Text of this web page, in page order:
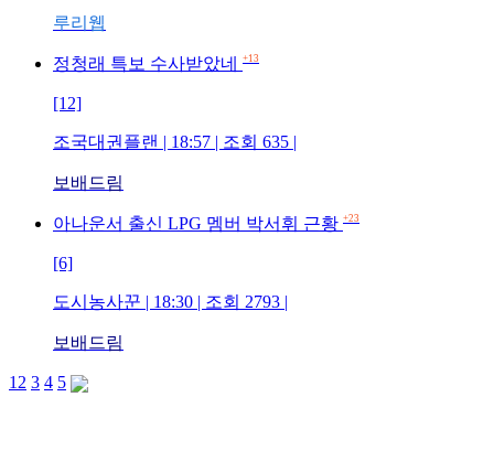
루리웹
정청래 특보 수사받았네 +13
[12]
조국대권플랜 | 18:57 | 조회 635 |
보배드림
아나운서 출신 LPG 멤버 박서휘 근황 +23
[6]
도시농사꾼 | 18:30 | 조회 2793 |
보배드림
1 2 3 4 5